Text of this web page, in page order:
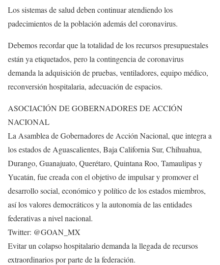
Los sistemas de salud deben continuar atendiendo los
padecimientos de la población además del coronavirus.
Debemos recordar que la totalidad de los recursos presupuestales
están ya etiquetados, pero la contingencia de coronavirus
demanda la adquisición de pruebas, ventiladores, equipo médico,
reconversión hospitalaria, adecuación de espacios.
ASOCIACIÓN DE GOBERNADORES DE ACCIÓN
NACIONAL
La Asamblea de Gobernadores de Acción Nacional, que integra a
los estados de Aguascalientes, Baja California Sur, Chihuahua,
Durango, Guanajuato, Querétaro, Quintana Roo, Tamaulipas y
Yucatán, fue creada con el objetivo de impulsar y promover el
desarrollo social, económico y político de los estados miembros,
así los valores democráticos y la autonomía de las entidades
federativas a nivel nacional.
Twitter: @GOAN_MX
Evitar un colapso hospitalario demanda la llegada de recursos
extraordinarios por parte de la federación.